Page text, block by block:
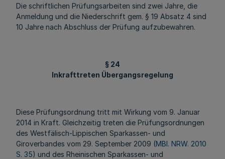
Die schriftlichen Prüfungsarbeiten sind zwei Jahre, die
Anmeldung und die Niederschrift gem. § 19 Absatz 4 sind
10 Jahre nach Abschluss der Prüfung aufzubewahren.
§ 24
Inkrafttreten Übergangsregelung
Diese Prüfungsordnung tritt mit Wirkung vom 9. Januar
2014 in Kraft. Gleichzeitig treten die Prüfungsordnungen
des Westfälisch-Lippischen Sparkassen- und
Giroverbandes vom 29. September 2009 (MBl. NRW. 2010
S. 35) und des Rheinischen Sparkassen- und